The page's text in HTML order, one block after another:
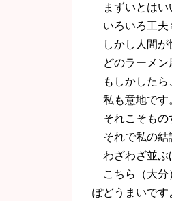
まずいとはい
いろいろ工夫
しかし人間が
どのラーメン
もしかしたら
私も意地です
それこそもの
それで私の結
わざわざ並ぶ
こちら（大分
ぽどうまいで